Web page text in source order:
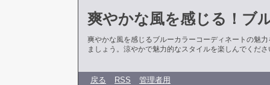
爽やかな風を感じる！ブ
爽やかな風を感じるブルーカラーコーディネートの魅
ましょう。涼やかで魅力的なスタイルを楽しんでくださ
戻る RSS 管理者用